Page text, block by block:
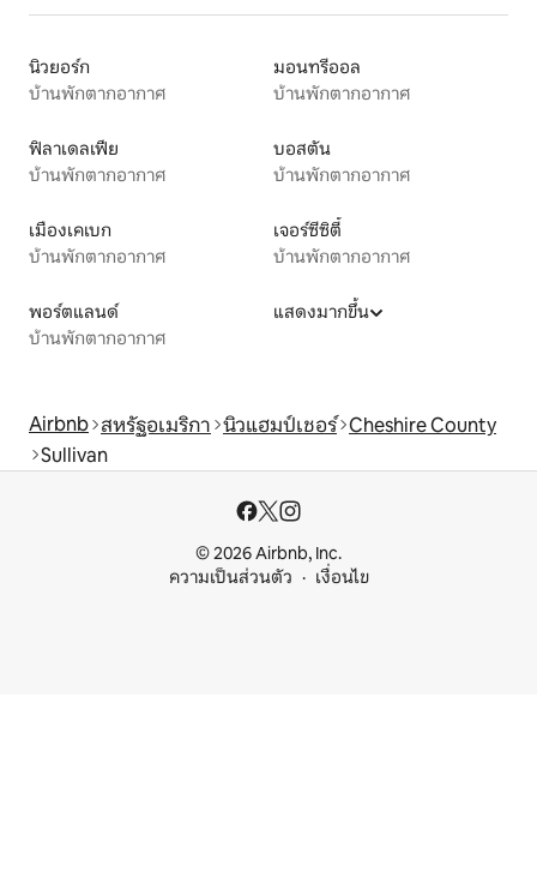
นิวยอร์ก
บ้านพักตากอากาศ
มอนทรีออล
บ้านพักตากอากาศ
ฟิลาเดลเฟีย
บ้านพักตากอากาศ
บอสตัน
บ้านพักตากอากาศ
เมืองเคเบก
บ้านพักตากอากาศ
เจอร์ซีซิตี้
บ้านพักตากอากาศ
พอร์ตแลนด์
บ้านพักตากอากาศ
แสดงมากขึ้น
Airbnb สหรัฐอเมริกา นิวแฮมป์เชอร์ Cheshire County
Sullivan
© 2026 Airbnb, Inc.
ความเป็นส่วนตัว
เงื่อนไข